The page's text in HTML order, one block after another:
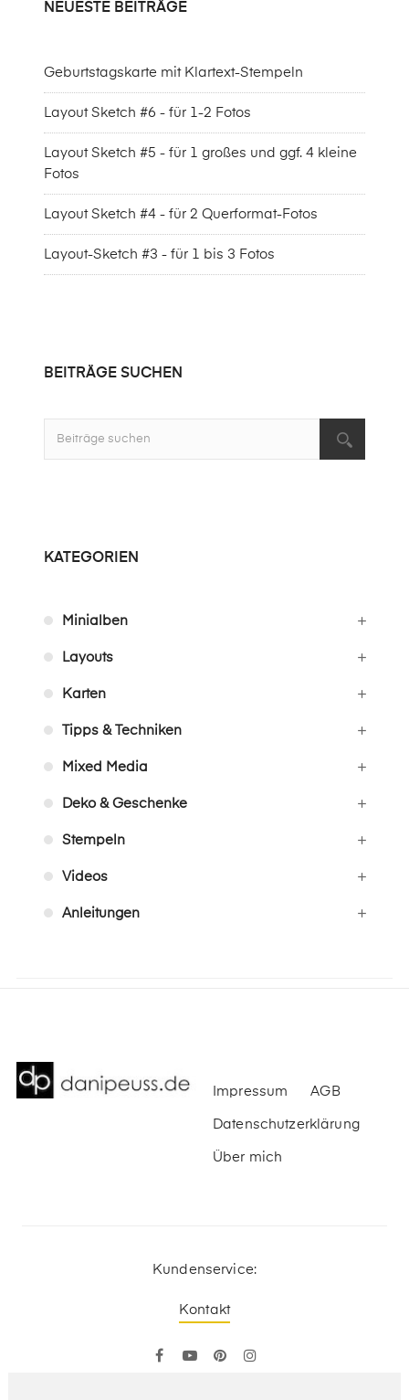
NEUESTE BEITRÄGE
Geburtstagskarte mit Klartext-Stempeln
Layout Sketch #6 - für 1-2 Fotos
Layout Sketch #5 - für 1 großes und ggf. 4 kleine
Fotos
Layout Sketch #4 - für 2 Querformat-Fotos
Layout-Sketch #3 - für 1 bis 3 Fotos
BEITRÄGE SUCHEN
KATEGORIEN
Minialben
Layouts
Karten
Tipps & Techniken
Mixed Media
Deko & Geschenke
Stempeln
Videos
Anleitungen
Impressum AGB
Datenschutzerklärung
Über mich
Kundenservice:
Kontakt
FacebookYouTubePinterest